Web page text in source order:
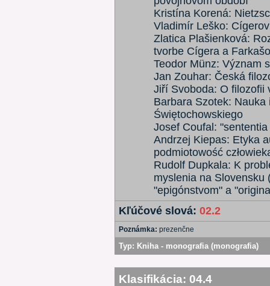
Kristína Korená:
Vladimír Leško:
Zlatica Plašienková:
tvorbe Cígera a
Teodor Münz: Význam
Jan Zouhar: Česká
Jiří Svoboda: O filozofii
Barbara Szotek: Nauka
Świętochowskiego
Josef Coufal:
Andrzej Kiepas: Etyka
podmiotowość
Rudolf Dupkala: K
myslenia na
"epigónstvom" a
Kľúčové slová: 02.2
Poznámka: prezenčne
Typ: Kniha - monografia (monografia)
Klasifikácia: 04.4